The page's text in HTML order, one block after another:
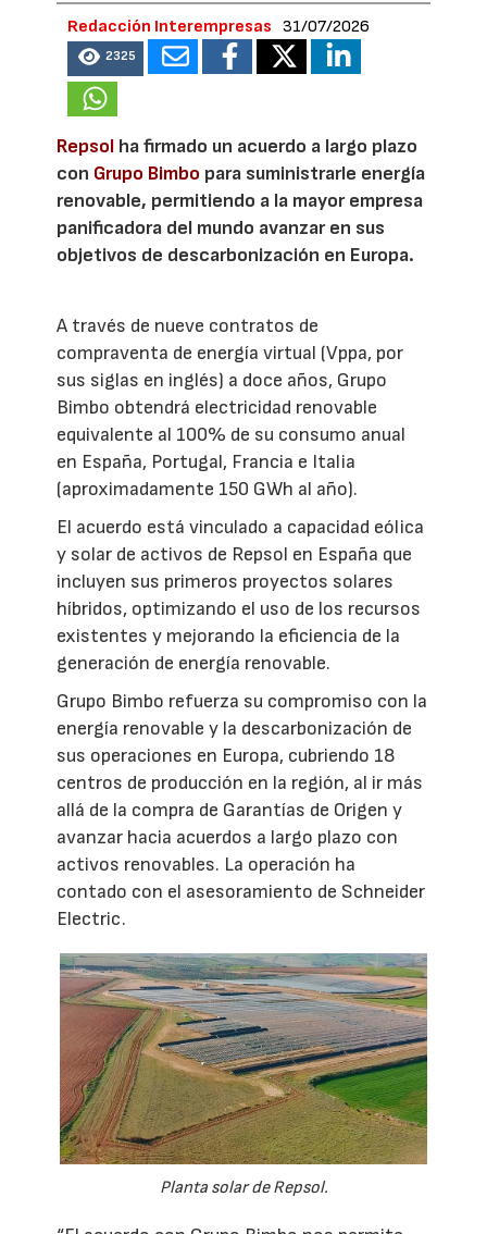
Redacción Interempresas 31/07/2026
2325
Repsol ha firmado un acuerdo a largo plazo
con Grupo Bimbo para suministrarle energía
renovable, permitiendo a la mayor empresa
panificadora del mundo avanzar en sus
objetivos de descarbonización en Europa.
A través de nueve contratos de
compraventa de energía virtual (Vppa, por
sus siglas en inglés) a doce años, Grupo
Bimbo obtendrá electricidad renovable
equivalente al 100% de su consumo anual
en España, Portugal, Francia e Italia
(aproximadamente 150 GWh al año).
El acuerdo está vinculado a capacidad eólica
y solar de activos de Repsol en España que
incluyen sus primeros proyectos solares
híbridos, optimizando el uso de los recursos
existentes y mejorando la eficiencia de la
generación de energía renovable.
Grupo Bimbo refuerza su compromiso con la
energía renovable y la descarbonización de
sus operaciones en Europa, cubriendo 18
centros de producción en la región, al ir más
allá de la compra de Garantías de Origen y
avanzar hacia acuerdos a largo plazo con
activos renovables. La operación ha
contado con el asesoramiento de Schneider
Electric.
Planta solar de Repsol.